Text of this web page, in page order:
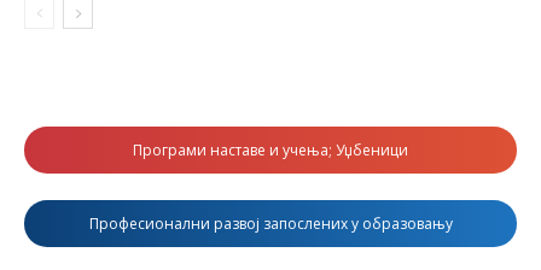
Програми наставе и учења; Уџбеници
Професионални развој запослених у образовању